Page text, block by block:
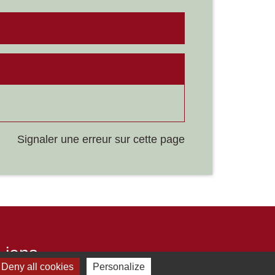
Signaler une erreur sur cette page
Deny all cookies Personalize